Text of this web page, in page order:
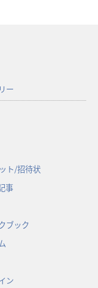
ー
ト/招待状
事
ブック
ン